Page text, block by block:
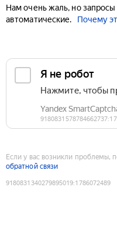
Нам очень жаль, но
автоматические.
Почему
Если у вас возникли проблемы,
обратной связи
9180831340279895019:1786072489